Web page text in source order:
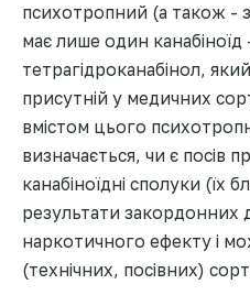
психотропний (а також -
має лише один
тетрагідроканабінол, який
присутній у медичних
вмістом цього
визначається, чи є посів
канабіноїдні сполуки (їх
результати закордонних
наркотичного ефекту і
(технічних, посівних)